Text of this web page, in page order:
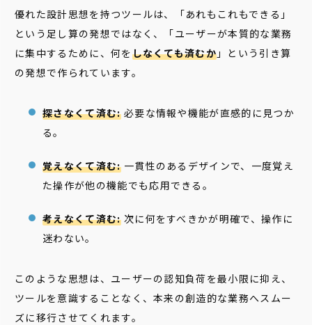
優れた設計思想を持つツールは、「あれもこれもできる」
という足し算の発想ではなく、「ユーザーが本質的な業務
に集中するために、何をしなくても済むか 」という引き算
の発想で作られています。
探さなくて済む:必要な情報や機能が直感的に見つか
る。
覚えなくて済む:一貫性のあるデザインで、一度覚え
た操作が他の機能でも応用できる。
考えなくて済む:次に何をすべきかが明確で、操作に
迷わない。
このような思想は、ユーザーの認知負荷を最小限に抑え、
ツールを意識することなく、本来の創造的な業務へスムー
ズに移行させてくれます。